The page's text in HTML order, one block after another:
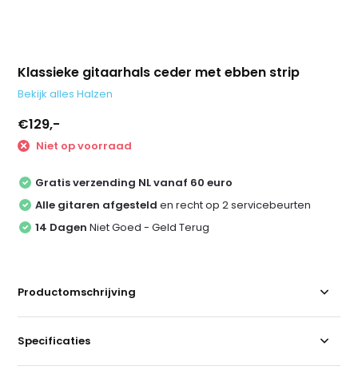
Klassieke gitaarhals ceder met ebben strip
Bekijk alles Halzen
€129,-
Niet op voorraad
Gratis verzending NL vanaf 60 euro
Alle gitaren afgesteld en recht op 2 servicebeurten
14 Dagen Niet Goed - Geld Terug
Productomschrijving
Specificaties